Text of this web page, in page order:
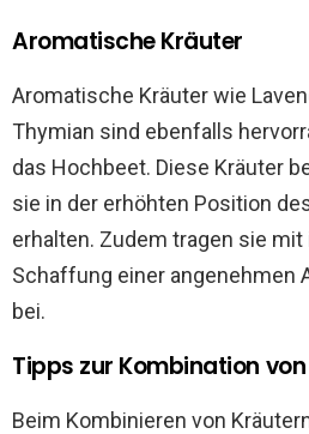
Aromatische Kräuter
Aromatische Kräuter wie
Thymian sind ebenfalls
das Hochbeet. Diese Kräuter
sie in der erhöhten Position
erhalten. Zudem tragen sie
Schaffung einer angenehmen
bei.
Tipps zur Kombination
Beim Kombinieren von